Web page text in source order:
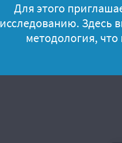
Для этого
исследованию. Здесь
методология,